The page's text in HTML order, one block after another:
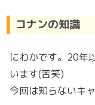
コナンの知識
にわかです。20年
います(苦笑)
今回は知らないキ